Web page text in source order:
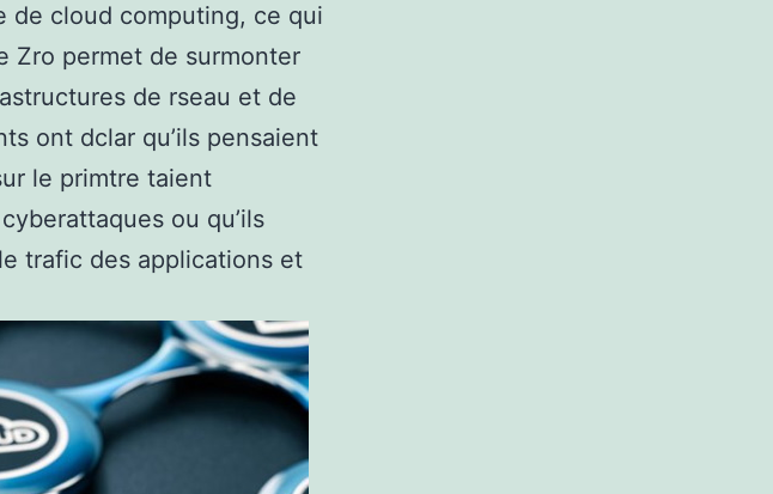
de cloud computing, ce qui
Zro permet de surmonter
de rseau et de
ont dclar qu’ils pensaient
le primtre taient
ou qu’ils
trafic des applications et